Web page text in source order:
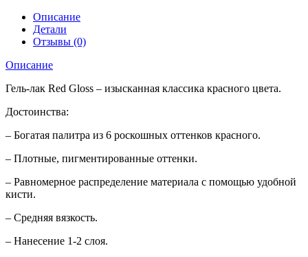
Описание
Детали
Отзывы (0)
Описание
Гель-лак Red Gloss – изысканная классика красного цвета.
Достоинства:
– Богатая палитра из 6 роскошных оттенков красного.
– Плотные, пигментированные оттенки.
– Равномерное распределение материала с помощью удобной
кисти.
– Средняя вязкость.
– Нанесение 1-2 слоя.